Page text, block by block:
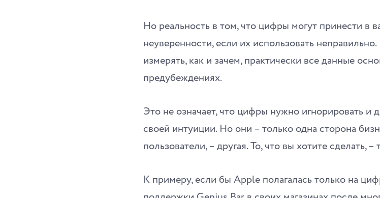
Но реальность в том, что цифры могут принести в
неуверенности, если их использовать
измерять, как и зачем, практически все данные
предубеждениях.
Это не означает, что цифры нужно игнорировать и
своей интуиции. Но они – только одна сторона
пользователи, – другая. То, что вы хотите сделать,
К примеру, если бы Apple полагалась только на